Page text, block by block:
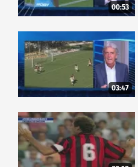
00:53
03:47